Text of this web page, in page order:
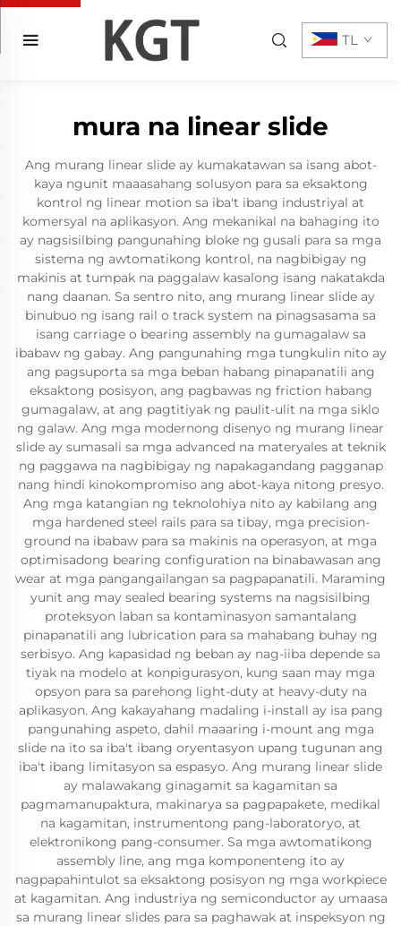
TL
mura na linear slide
Ang murang linear slide ay kumakatawan sa isang abot-
kaya ngunit maaasahang solusyon para sa eksaktong
kontrol ng linear motion sa iba't ibang industriyal at
komersyal na aplikasyon. Ang mekanikal na bahaging ito
ay nagsisilbing pangunahing bloke ng gusali para sa mga
sistema ng awtomatikong kontrol, na nagbibigay ng
makinis at tumpak na paggalaw kasalong isang nakatakda
nang daanan. Sa sentro nito, ang murang linear slide ay
binubuo ng isang rail o track system na pinagsasama sa
isang carriage o bearing assembly na gumagalaw sa
ibabaw ng gabay. Ang pangunahing mga tungkulin nito ay
ang pagsuporta sa mga beban habang pinapanatili ang
eksaktong posisyon, ang pagbawas ng friction habang
gumagalaw, at ang pagtitiyak ng paulit-ulit na mga siklo
ng galaw. Ang mga modernong disenyo ng murang linear
slide ay sumasali sa mga advanced na materyales at teknik
ng paggawa na nagbibigay ng napakagandang pagganap
nang hindi kinokompromiso ang abot-kaya nitong presyo.
Ang mga katangian ng teknolohiya nito ay kabilang ang
mga hardened steel rails para sa tibay, mga precision-
ground na ibabaw para sa makinis na operasyon, at mga
optimisadong bearing configuration na binabawasan ang
wear at mga pangangailangan sa pagpapanatili. Maraming
yunit ang may sealed bearing systems na nagsisilbing
proteksyon laban sa kontaminasyon samantalang
pinapanatili ang lubrication para sa mahabang buhay ng
serbisyo. Ang kapasidad ng beban ay nag-iiba depende sa
tiyak na modelo at konpigurasyon, kung saan may mga
opsyon para sa parehong light-duty at heavy-duty na
aplikasyon. Ang kakayahang madaling i-install ay isa pang
pangunahing aspeto, dahil maaaring i-mount ang mga
slide na ito sa iba't ibang oryentasyon upang tugunan ang
iba't ibang limitasyon sa espasyo. Ang murang linear slide
ay malawakang ginagamit sa kagamitan sa
pagmamanupaktura, makinarya sa pagpapakete, medikal
na kagamitan, instrumentong pang-laboratoryo, at
elektronikong pang-consumer. Sa mga awtomatikong
assembly line, ang mga komponenteng ito ay
nagpapahintulot sa eksaktong posisyon ng mga workpiece
at kagamitan. Ang industriya ng semiconductor ay umaasa
sa murang linear slides para sa paghawak at inspeksyon ng